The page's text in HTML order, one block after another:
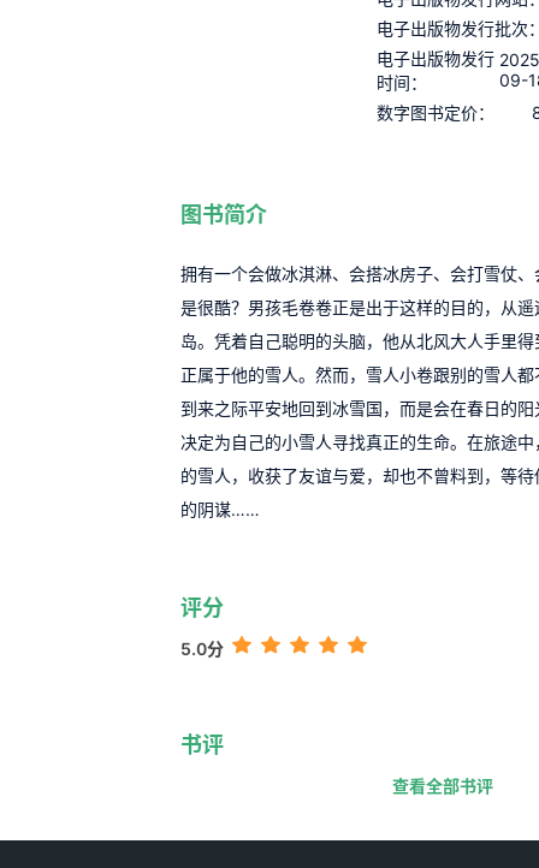
电子出版物发行批次
电子出版物发行
时间：
09-
数字图书定价：
图书简介
拥有一个会做冰淇淋、会搭冰房子、会打雪仗
是很酷？男孩毛卷卷正是出于这样的目的，从
岛。凭着自己聪明的头脑，他从北风大人手里
正属于他的雪人。然而，雪人小卷跟别的雪人
到来之际平安地回到冰雪国，而是会在春日的
决定为自己的小雪人寻找真正的生命。在旅途
的雪人，收获了友谊与爱，却也不曾料到，等
的阴谋……
评分
5.0分
书评
查看全部书评